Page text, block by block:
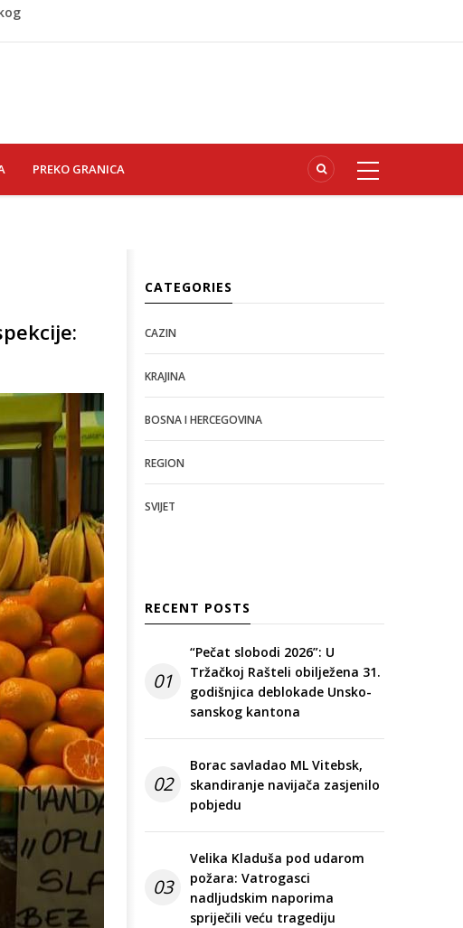
PREKO GRANICA
CATEGORIES
CAZIN
KRAJINA
BOSNA I HERCEGOVINA
REGION
SVIJET
RECENT POSTS
01
“Pečat slobodi 2026”: U
Tržačkoj Rašteli obilježena 31.
godišnjica deblokade Unsko-
sanskog kantona
02
Borac savladao ML Vitebsk,
skandiranje navijača zasjenilo
pobjedu
03
Velika Kladuša pod udarom
požara: Vatrogasci
nadljudskim naporima
spriječili veću tragediju